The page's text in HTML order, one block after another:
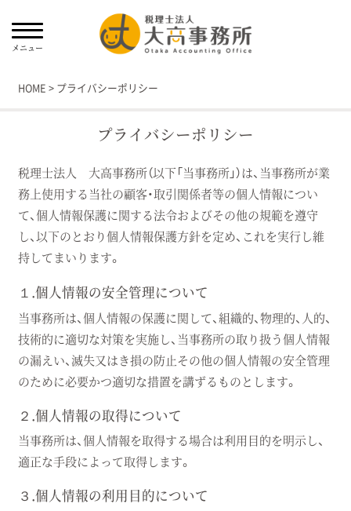
HOME > プライバシーポリシー
プライバシーポリシー
税理士法人 大高事務所（以下「当事務所」）は、当事務所が業
務上使用する当社の顧客・取引関係者等の個人情報につい
て、個人情報保護に関する法令およびその他の規範を遵守
し、以下のとおり個人情報保護方針を定め、これを実行し維
持してまいります。
１.個人情報の安全管理について
当事務所は、個人情報の保護に関して、組織的、物理的、人的、
技術的に適切な対策を実施し、当事務所の取り扱う個人情報
の漏えい、滅失又はき損の防止その他の個人情報の安全管理
のために必要かつ適切な措置を講ずるものとします。
２.個人情報の取得について
当事務所は、個人情報を取得する場合は利用目的を明示し、
適正な手段によって取得します。
３.個人情報の利用目的について